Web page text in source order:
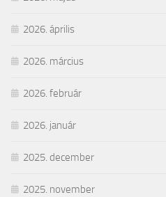
2026. április
2026. március
2026. február
2026. január
2025. december
2025. november